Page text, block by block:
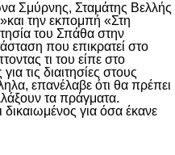
Σμύρνης, Σταμάτης Βελλής
την εκπομπή «Στη
του Σπάθα στην
που επικρατεί στο
τι του είπε στο
τις διαιτησίες στους
επανέλαβε ότι θα πρέπει
τα πράγματα.
δικαιωμένος για όσα έκανε